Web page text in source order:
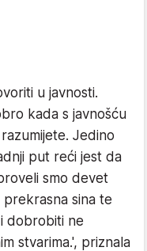
u javnosti.
kada s javnošću
Jedino
put reći jest da
smo devet
prekrasna sina te
dobrobiti ne
stvarima.', priznala